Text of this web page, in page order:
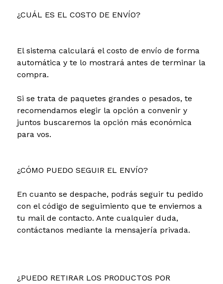
¿CUÁL ES EL COSTO DE ENVÍO?
El sistema calculará el costo de envío de forma
automática y te lo mostrará antes de terminar la
compra.
Si se trata de paquetes grandes o pesados, te
recomendamos elegir la opción a convenir y
juntos buscaremos la opción más económica
para vos.
¿CÓMO PUEDO SEGUIR EL ENVÍO?
En cuanto se despache, podrás seguir tu pedido
con el código de seguimiento que te enviemos a
tu mail de contacto. Ante cualquier duda,
contáctanos mediante la mensajería privada.
¿PUEDO RETIRAR LOS PRODUCTOS POR